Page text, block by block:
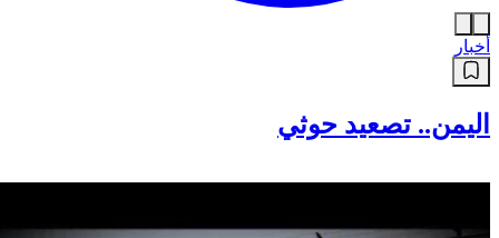
أخبار
اليمن.. تصعيد حوثي